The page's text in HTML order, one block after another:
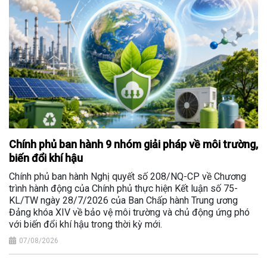
Chính phủ ban hành 9 nhóm giải pháp về môi trường,
biến đổi khí hậu
Chính phủ ban hành Nghị quyết số 208/NQ-CP về Chương
trình hành động của Chính phủ thực hiện Kết luận số 75-
KL/TW ngày 28/7/2026 của Ban Chấp hành Trung ương
Đảng khóa XIV về bảo vệ môi trường và chủ động ứng phó
với biến đổi khí hậu trong thời kỳ mới.
07/08/2026